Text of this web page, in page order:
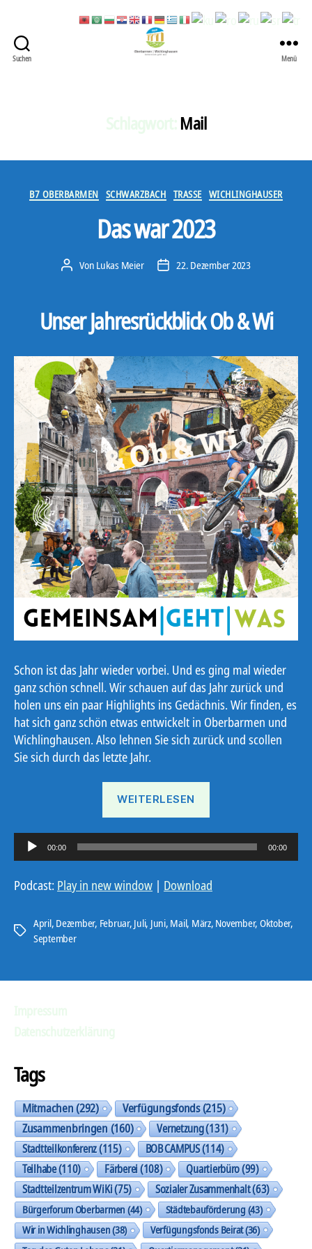
Suchen Menü
Mail
Kategorien
B7 OBERBARMEN SCHWARZBACH TRASSE WICHLINGHAUSER
Das war 2023
Beitragsautor
Von Lukas Meier Veröffentlichungsdatum
22. Dezember 2023
Unser Jahresrückblick Ob & Wi
Schon ist das Jahr wieder vorbei. Und es ging mal wieder
ganz schön schnell. Wir schauen auf das Jahr zurück und
holen uns ein paar Highlights ins Gedächnis. Wir finden, es
hat sich ganz schön etwas entwickelt in Oberbarmen und
Wichlinghausen. Also lehnen Sie sich zurück und scollen
Sie sich durch das letzte Jahr.
WEITERLESEN
u
d
-
00:00 00:00
Podcast: Play in new window | Download
Schlagwörter
April, Dezember, Februar, Juli, Juni, Mail, März, November, Oktober,
September
Tags
Mitmachen(292) Verfügungsfonds(215)
Zusammenbringen(160) Vernetzung(131)
Stadtteilkonferenz(115) BOB CAMPUS(114)
Teilhabe(110) Färberei(108) Quartierbüro(99)
Stadtteilzentrum WiKi(75) Sozialer Zusammenhalt(63)
Bürgerforum Oberbarmen(44) Städtebauförderung(43)
Wir in Wichlinghausen(38) Verfügungsfonds Beirat(36)